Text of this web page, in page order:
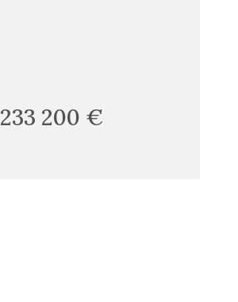
233 200 €